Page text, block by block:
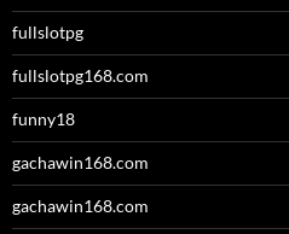
fullslotpg
fullslotpg168.com
funny18
gachawin168.com
gachawin168.com